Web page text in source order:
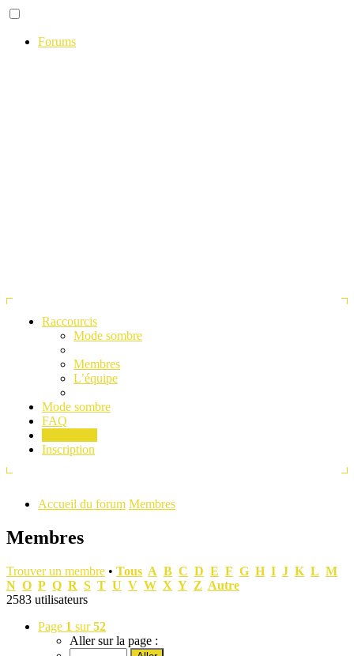
Forums
Raccourcis
Mode sombre
Membres
L’équipe
Mode sombre
FAQ
Inscription
Accueil du forum Membres
Membres
Trouver un membre • Tous A B C D E F G H I J K L M
N O P Q R S T U V W X Y Z Autre
2583 utilisateurs
Page 1 sur52
Aller sur la page :